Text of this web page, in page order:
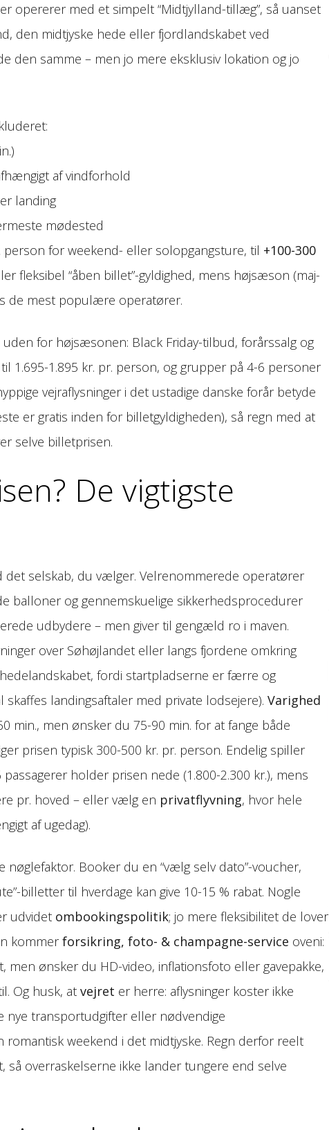
opererer med et simpelt “Midtjylland-tillæg”, så uanset
den midtjyske hede eller fjordlandskabet ved
den samme – men jo mere eksklusiv lokation og jo
af vindforhold
landing
mødested
person for weekend- eller solopgangsture, til +100-300
fleksibel “åben billet”-gyldighed, mens højsæson (maj-
de mest populære operatører.
uden for højsæsonen: Black Friday-tilbud, forårssalg og
1.695-1.895 kr. pr. person, og grupper på 4-6 personer
vejraflysninger i det ustadige danske forår betyde
er gratis inden for billetgyldigheden), så regn med at
selve billetprisen.
De vigtigste
det selskab, du vælger. Velrenommerede operatører
balloner og gennemskuelige sikkerhedsprocedurer
udbydere – men giver til gengæld ro i maven.
over Søhøjlandet eller langs fjordene omkring
fordi startpladserne er færre og
landingsaftaler med private lodsejere). Varighed
min., men ønsker du 75-90 min. for at fange både
prisen typisk 300-500 kr. pr. person. Endelig spiller
holder prisen nede (1.800-2.300 kr.), mens
pr. hoved – eller vælg en privatflyvning, hvor hele
af ugedag).
nøglefaktor. Booker du en “vælg selv dato”-voucher,
billetter til hverdage kan give 10-15 % rabat. Nogle
udvidet ombookingspolitik; jo mere fleksibilitet de lover
kommerforsikring, foto- & champagne-service oveni:
men ønsker du HD-video, inflationsfoto eller gavepakke,
Og husk, at vejret er herre: aflysninger koster ikke
nye transportudgifter eller nødvendige
weekend i det midtjyske. Regn derfor reelt
så overraskelserne ikke lander tungere end selve